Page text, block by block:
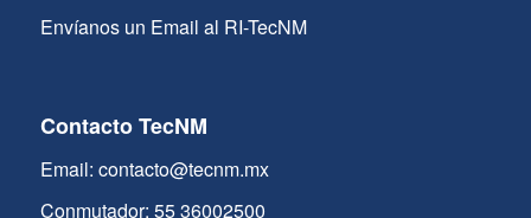
Envíanos un Email al RI-TecNM
Contacto TecNM
Email: contacto@tecnm.mx
Conmutador: 55 36002500